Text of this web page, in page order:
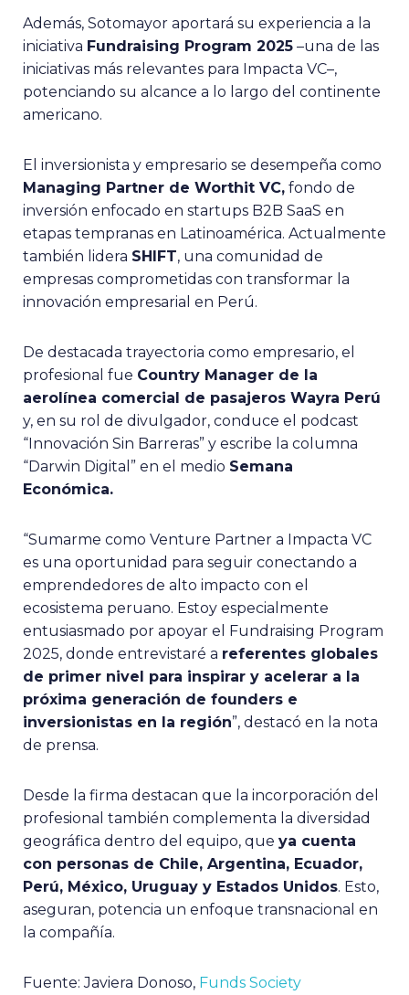
Además, Sotomayor aportará su experiencia a la
iniciativa Fundraising Program 2025 –una de las
iniciativas más relevantes para Impacta VC–,
potenciando su alcance a lo largo del continente
americano.
El inversionista y empresario se desempeña como
Managing Partner de Worthit VC, fondo de
inversión enfocado en startups B2B SaaS en
etapas tempranas en Latinoamérica. Actualmente
también lidera SHIFT, una comunidad de
empresas comprometidas con transformar la
innovación empresarial en Perú.
De destacada trayectoria como empresario, el
profesional fue Country Manager de la
aerolínea comercial de pasajeros Wayra Perú
y, en su rol de divulgador, conduce el podcast
“Innovación Sin Barreras” y escribe la columna
“Darwin Digital” en el medio Semana
Económica.
“Sumarme como Venture Partner a Impacta VC
es una oportunidad para seguir conectando a
emprendedores de alto impacto con el
ecosistema peruano. Estoy especialmente
entusiasmado por apoyar el Fundraising Program
2025, donde entrevistaré a referentes globales
de primer nivel para inspirar y acelerar a la
próxima generación de founders e
inversionistas en la región”, destacó en la nota
de prensa.
Desde la firma destacan que la incorporación del
profesional también complementa la diversidad
geográfica dentro del equipo, que ya cuenta
con personas de Chile, Argentina, Ecuador,
Perú, México, Uruguay y Estados Unidos. Esto,
aseguran, potencia un enfoque transnacional en
la compañía.
Fuente: Javiera Donoso, Funds Society